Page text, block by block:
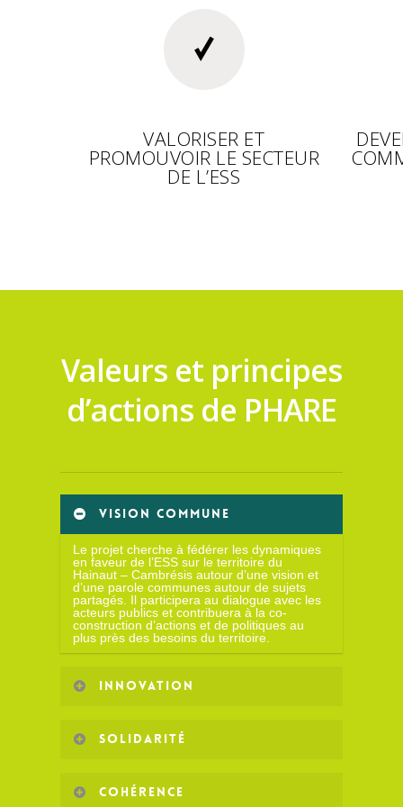
VALORISER ET
PROMOUVOIR LE SECTEUR
DE L’ESS
Valeurs et principes
d’actions de PHARE
VISION COMMUNE
Le projet cherche à fédérer les dynamiques
en faveur de l’ESS sur le territoire du
Hainaut – Cambrésis autour d’une vision et
d’une parole communes autour de sujets
partagés. Il participera au dialogue avec les
acteurs publics et contribuera à la co-
construction d’actions et de politiques au
plus près des besoins du territoire.
INNOVATION
aussi un espace favorisant la synergie
permettant d’imaginer de nouvelles
d’inscrire les acteurs dans une démarche
permanente d’innovation sociale.
SOLIDARITÉ
qui pourra être une plateforme de solidarité
entre ses membres. Il facilitera le dialogue
COHÉRENCE